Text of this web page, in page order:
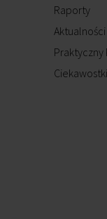
Raporty
Praktyczny